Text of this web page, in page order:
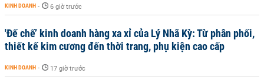
KINH DOANH - 6 giờ trước
'Đế chế’ kinh doanh hàng xa xỉ của Lý Nhã Kỳ: Từ phân phối,
thiết kế kim cương đến thời trang, phụ kiện cao cấp
KINH DOANH - 17 giờ trước